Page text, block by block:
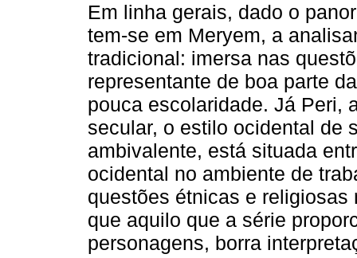
Em linha gerais, dado o
tem-se em Meryem, a
tradicional: imersa nas
representante de boa parte
pouca escolaridade. Já Peri,
secular, o estilo ocidental de
ambivalente, está situada
ocidental no ambiente de
questões étnicas e
que aquilo que a série
personagens, borra